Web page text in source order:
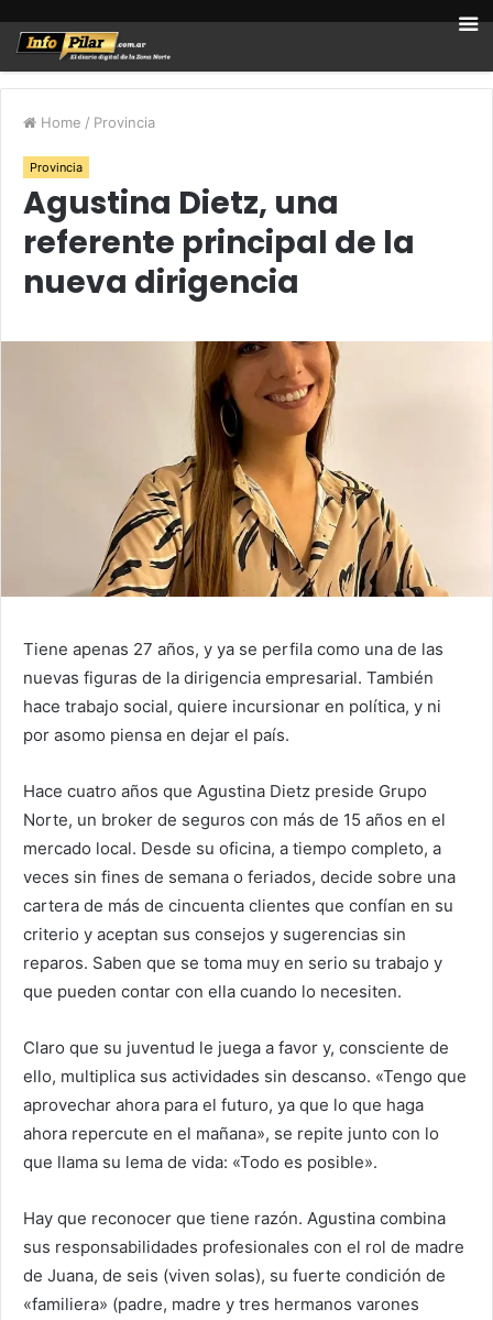
Home / Provincia
Provincia
Agustina Dietz, una
referente principal de la
nueva dirigencia
Tiene apenas 27 años, y ya se perfila como una de las
nuevas figuras de la dirigencia empresarial. También
hace trabajo social, quiere incursionar en política, y ni
por asomo piensa en dejar el país.
Hace cuatro años que Agustina Dietz preside Grupo
Norte, un broker de seguros con más de 15 años en el
mercado local. Desde su oficina, a tiempo completo, a
veces sin fines de semana o feriados, decide sobre una
cartera de más de cincuenta clientes que confían en su
criterio y aceptan sus consejos y sugerencias sin
reparos. Saben que se toma muy en serio su trabajo y
que pueden contar con ella cuando lo necesiten.
Claro que su juventud le juega a favor y, consciente de
ello, multiplica sus actividades sin descanso. «Tengo que
aprovechar ahora para el futuro, ya que lo que haga
ahora repercute en el mañana», se repite junto con lo
que llama su lema de vida: «Todo es posible».
Hay que reconocer que tiene razón. Agustina combina
sus responsabilidades profesionales con el rol de madre
de Juana, de seis (viven solas), su fuerte condición de
«familiera» (padre, madre y tres hermanos varones